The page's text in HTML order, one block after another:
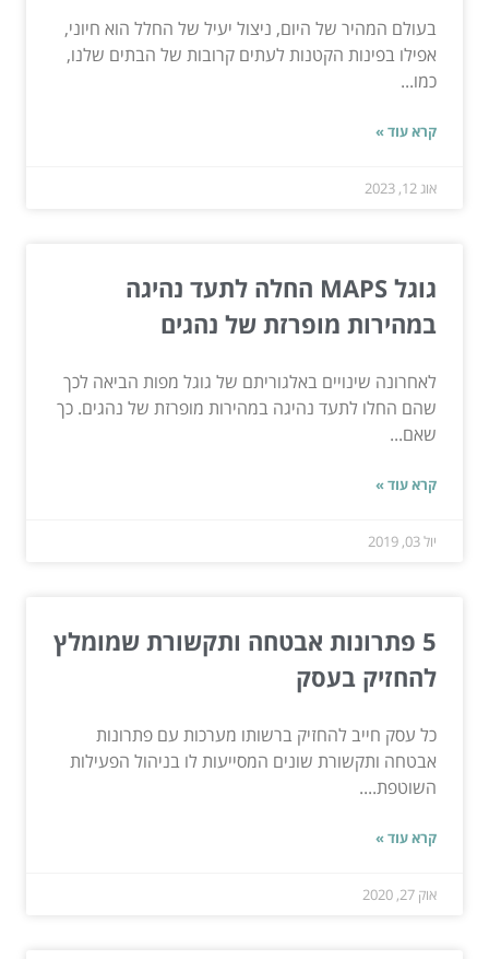
בעולם המהיר של היום, ניצול יעיל של החלל הוא חיוני,
אפילו בפינות הקטנות לעתים קרובות של הבתים שלנו,
כמו...
קרא עוד »
אוג 12, 2023
גוגל MAPS החלה לתעד נהיגה
במהירות מופרזת של נהגים
לאחרונה שינויים באלגוריתם של גוגל מפות הביאה לכך
שהם החלו לתעד נהיגה במהירות מופרזת של נהגים. כך
שאם...
קרא עוד »
יול 03, 2019
5 פתרונות אבטחה ותקשורת שמומלץ
להחזיק בעסק
כל עסק חייב להחזיק ברשותו מערכות עם פתרונות
אבטחה ותקשורת שונים המסייעות לו בניהול הפעילות
השוטפת....
קרא עוד »
אוק 27, 2020